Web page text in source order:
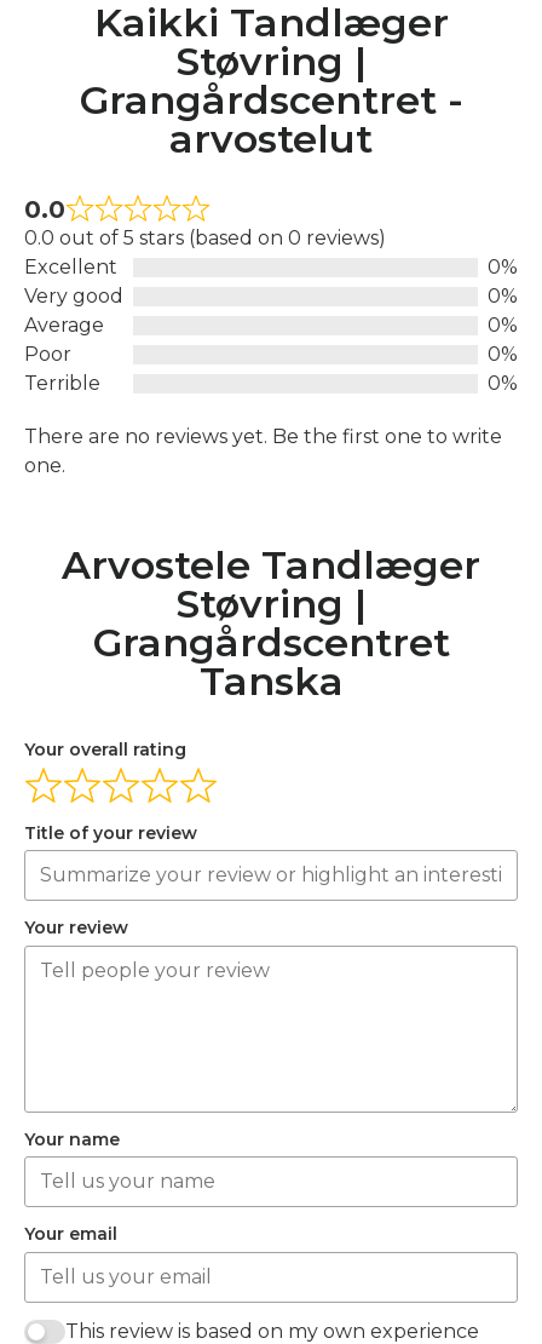
Kaikki Tandlæger
Støvring |
Grangårdscentret -
arvostelut
0.0
0.0 out of 5 stars (based on 0 reviews)
Excellent
0%
Very good
0%
Average
0%
Poor
0%
Terrible
0%
There are no reviews yet. Be the first one to write
one.
Arvostele Tandlæger
Støvring |
Grangårdscentret
Tanska
Your overall rating
Title of your review
Your review
Your name
Your email
This review is based on my own experience